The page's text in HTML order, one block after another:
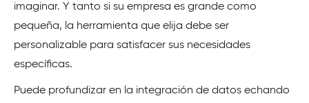
imaginar. Y tanto si su empresa es grande como
pequeña, la herramienta que elija debe ser
personalizable para satisfacer sus necesidades
específicas.
Puede profundizar en la integración de datos echando